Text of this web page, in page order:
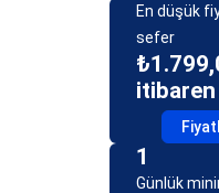
En düşük
sefer
itibaren
1
Günlük